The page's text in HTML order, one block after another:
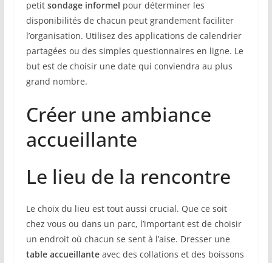
petit sondage informel pour déterminer les
disponibilités de chacun peut grandement faciliter
l’organisation. Utilisez des applications de calendrier
partagées ou des simples questionnaires en ligne. Le
but est de choisir une date qui conviendra au plus
grand nombre.
Créer une ambiance
accueillante
Le lieu de la rencontre
Le choix du lieu est tout aussi crucial. Que ce soit
chez vous ou dans un parc, l’important est de choisir
un endroit où chacun se sent à l’aise. Dresser une
table accueillanteavec des collations et des boissons